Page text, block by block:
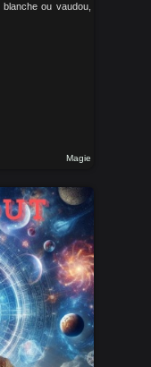
ou vaudou,
Magie